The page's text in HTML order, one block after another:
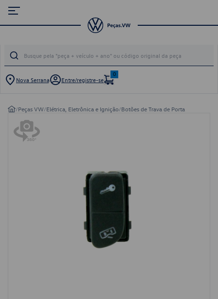
Nova Serrana Entre/registre-se
0
/Peças VW/Elétrica, Eletrônica e Ignição/Botões de Trava de Porta